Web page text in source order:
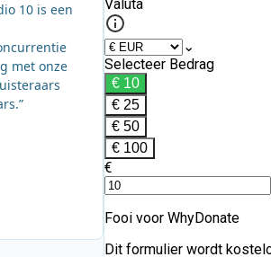
10 is een
met onze